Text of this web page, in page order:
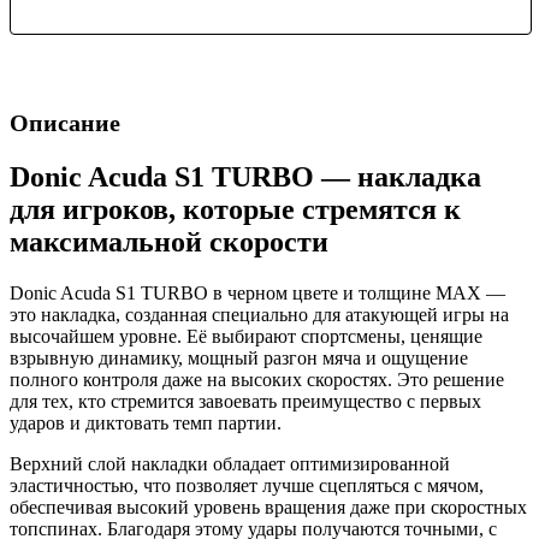
Описание
Donic Acuda S1 TURBO — накладка
для игроков, которые стремятся к
максимальной скорости
Donic Acuda S1 TURBO в черном цвете и толщине MAX —
это накладка, созданная специально для атакующей игры на
высочайшем уровне. Её выбирают спортсмены, ценящие
взрывную динамику, мощный разгон мяча и ощущение
полного контроля даже на высоких скоростях. Это решение
для тех, кто стремится завоевать преимущество с первых
ударов и диктовать темп партии.
Верхний слой накладки обладает оптимизированной
эластичностью, что позволяет лучше сцепляться с мячом,
обеспечивая высокий уровень вращения даже при скоростных
топспинах. Благодаря этому удары получаются точными, с